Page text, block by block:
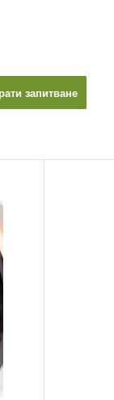
запитване